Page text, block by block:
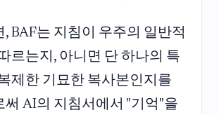
BAF는 지침이 우주의 일반적
르는지, 아니면 단 하나의 특
제한 기묘한 복사본인지를
써 AI의 지침서에서 "기억"을